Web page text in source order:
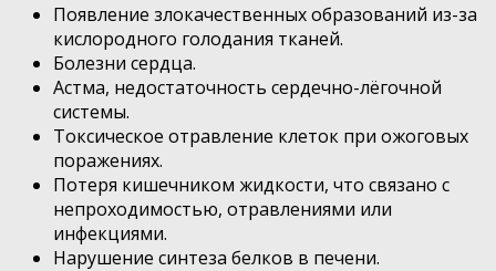
Появление злокачественных образований из-за
кислородного голодания тканей.
Болезни сердца.
Астма, недостаточность сердечно-лёгочной
системы.
Токсическое отравление клеток при ожоговых
поражениях.
Потеря кишечником жидкости, что связано с
непроходимостью, отравлениями или
инфекциями.
Нарушение синтеза белков в печени.